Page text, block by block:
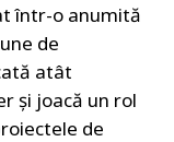
într-o anumită
de
atât
și joacă un rol
de